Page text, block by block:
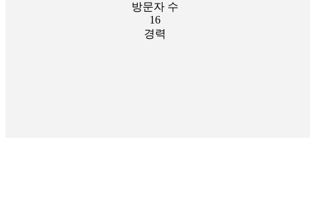
방문자 수
16
경력